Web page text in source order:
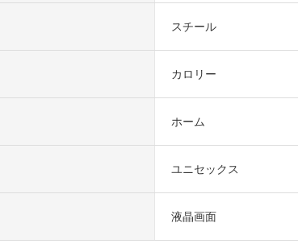
スチール
カロリー
ホーム
ユニセックス
液晶画面